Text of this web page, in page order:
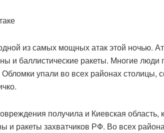
из самых мощных атак этой ночью.
и баллистические ракеты. Многие люди
упали во всех районах столицы,
получила и Киевская область,
и ракеты захватчиков РФ. Во всех